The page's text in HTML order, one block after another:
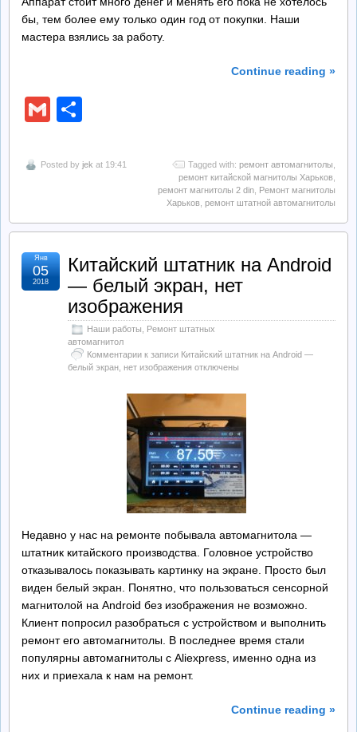
бы, тем более ему только один год от покупки. Наши
мастера взялись за работу.
Continue reading »
Gmail
Posted by jek at 19:41 Tagged with: ремонт автомагнитолы
ремонт китайской магнитолы Харьков
ремонт магнитолы 2 din Ремонт магнитолы
Харьков ремонт штатной автомагнитолы
Китайский штатник на Android
— белый экран, нет
изображения
Наши работы
Ремонт штатных
автомагнитол
Комментарии к записи Китайский штатник на Android —
белый экран, нет изображения отключены
Янв
05
2018
Недавно у нас на ремонте побывала автомагнитола —
штатник китайского производства. Головное устройство
отказывалось показывать картинку на экране. Просто был
виден белый экран. Понятно, что пользоваться сенсорной
магнитолой на Android без изображения не возможно.
Клиент попросил разобраться с устройством и выполнить
ремонт его автомагнитолы. В последнее время стали
популярны автомагнитолы с Aliexpress, именно одна из
них и приехала к нам на ремонт.
Continue reading »